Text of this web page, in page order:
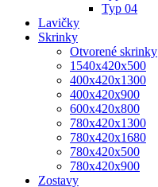
Typ 04
Lavičky
Skrinky
Otvorené skrinky
1540x420x500
400x420x1300
400x420x900
600x420x800
780x420x1300
780x420x1680
780x420x500
780x420x900
Zostavy